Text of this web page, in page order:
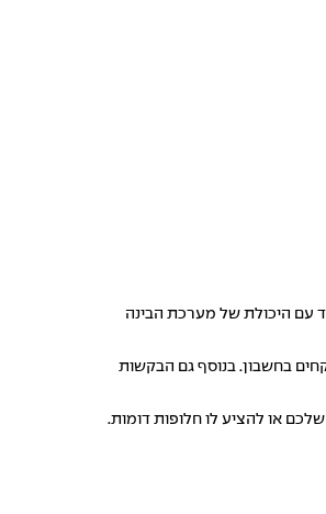
עם היכולת של מערכת הבינה
בחשבון. בנוסף גם הבקשות
או להציע לו חלופות דומות.